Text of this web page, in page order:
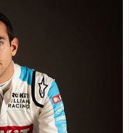
Týmy a jezdci F1